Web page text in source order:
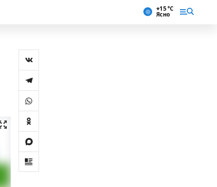
+15 °С
Ясно